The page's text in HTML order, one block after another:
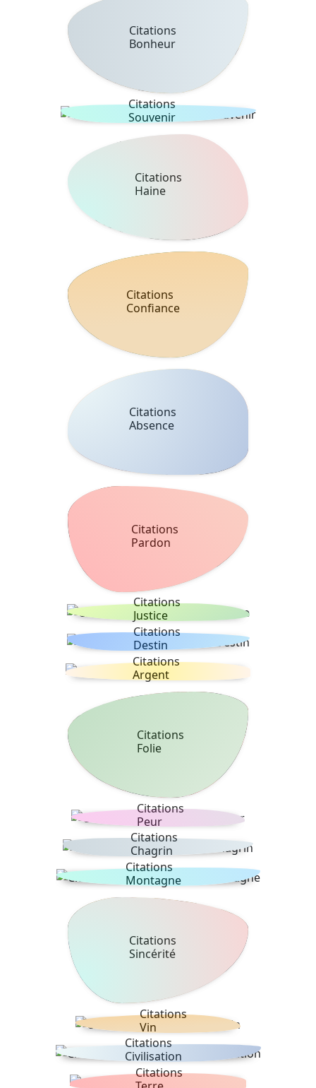
Citations
Bonheur
Citations
Souvenir
Citations
Haine
Citations
Confiance
Citations
Absence
Citations
Pardon
Citations
Justice
Citations
Destin
Citations
Argent
Citations
Folie
Citations
Peur
Citations
Chagrin
Citations
Montagne
Citations
Sincérité
Citations
Vin
Citations
Civilisation
Citations